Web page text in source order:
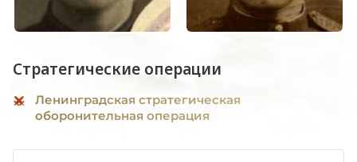
Стратегические операции
Ленинградская стратегическая
оборонительная операция